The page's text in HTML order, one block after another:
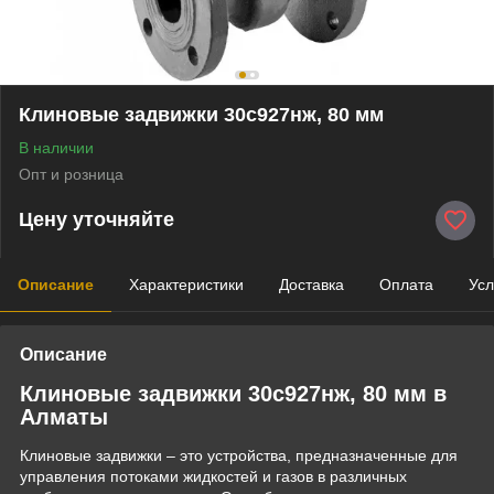
Клиновые задвижки 30с927нж, 80 мм
В наличии
Опт и розница
Цену уточняйте
Описание Характеристики Доставка Оплата
Описание
Клиновые задвижки 30с927нж, 80 мм в
Алматы
Клиновые задвижки – это устройства, предназначенные для
управления потоками жидкостей и газов в различных